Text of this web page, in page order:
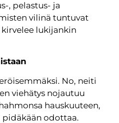
, pelastus- ja
vilinä tuntuvat
lukijankin
No, neiti
viehätys nojautuu
hauskuuteen,
pidäkään odottaa.